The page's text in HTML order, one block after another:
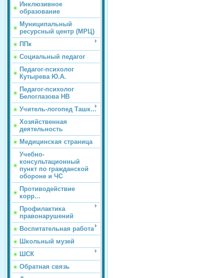
Инклюзивное
образование
Муниципальный
ресурсный центр (МРЦ)
ППк
Социальный педагог
Педагог-психолог
Кутырева Ю.А.
Педагог-психолог
Белоглазова НВ
Учитель-логопед Ташк...
Хозяйственная
деятельность
Медицинская страница
Учебно-
консультационный
пункт по гражданской
обороне и ЧС
Противодействие
корр...
Профилактика
правонарушений
Воспитательная работа
Школьный музей
ШСК
Обратная связь